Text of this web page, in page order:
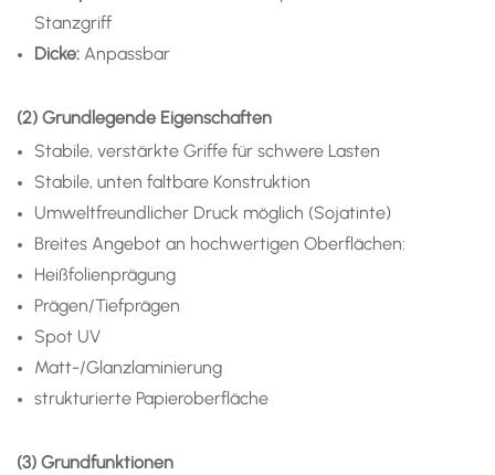
Stanzgriff
Dicke: Anpassbar
(2) Grundlegende Eigenschaften
Stabile, verstärkte Griffe für schwere Lasten
Stabile, unten faltbare Konstruktion
Umweltfreundlicher Druck möglich (Sojatinte)
Breites Angebot an hochwertigen Oberflächen:
Heißfolienprägung
Prägen/Tiefprägen
Spot UV
Matt-/Glanzlaminierung
strukturierte Papieroberfläche
(3) Grundfunktionen